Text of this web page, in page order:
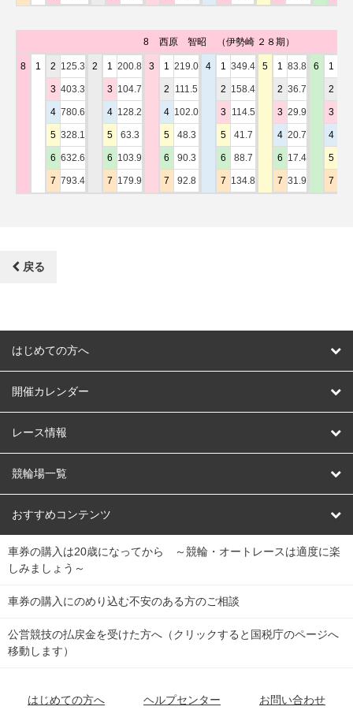
8 西原 智昭 （伊勢崎 ２８期）
8 1 2 125.3
3 403.3
4 780.6
5 328.1
6 632.6
7 793.4
2 1 200.8
3 104.7
4 128.2
5 63.3
6 103.9
7 179.9
3 1 219.0
2 111.5
4 102.0
5 48.3
6 90.3
7 92.8
4 1 349.4
2 158.4
3 114.5
5 41.7
6 88.7
7 134.8
5 1 83.8
2 36.7
3 29.9
4 20.7
6 17.4
7 31.9
6 1
2
3
4
5
7
戻る
はじめての方へ
はじめての方へ
開催カレンダー
競輪
オートレース
競輪くじ
Dokanto!
チャリロトプラザ
レース情報
レース予想
レース結果
キャリーオーバー一覧
競輪場一覧
北日本 函館競輪場
関
東
弥彦競輪場 前橋競輪場 取手競輪場 宇都宮競輪場
関
東
小田原競輪場
名古屋競輪場 岐阜競輪場 大垣競輪場 豊橋競輪場
おすすめコンテンツ
競輪選手情報
Perfecta Navi
netkeirin
車券の購入は20歳になってから ～競輪・オートレースは適度に楽
しみましょう～
車券の購入にのめり込む不安のある方のご相談
公営競技の払戻金を受けた方へ（クリックすると国税庁のページへ
移動します）
はじめての方へ ヘルプセンター お問い合わせ